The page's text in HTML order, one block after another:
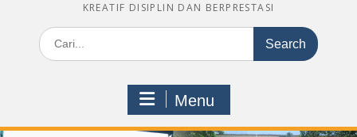
KREATIF DISIPLIN DAN BERPRESTASI
Search
for:
Menu